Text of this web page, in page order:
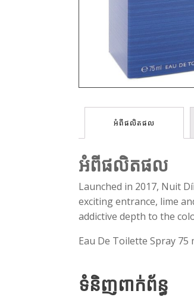
អំពីផលិតផល
អំពីផលិតផល
Launched in 2017, Nuit
exciting entrance, lime
addictive depth to the
Eau De Toilette Spray 75
ទំនិញពាក់ព័ន្ធ